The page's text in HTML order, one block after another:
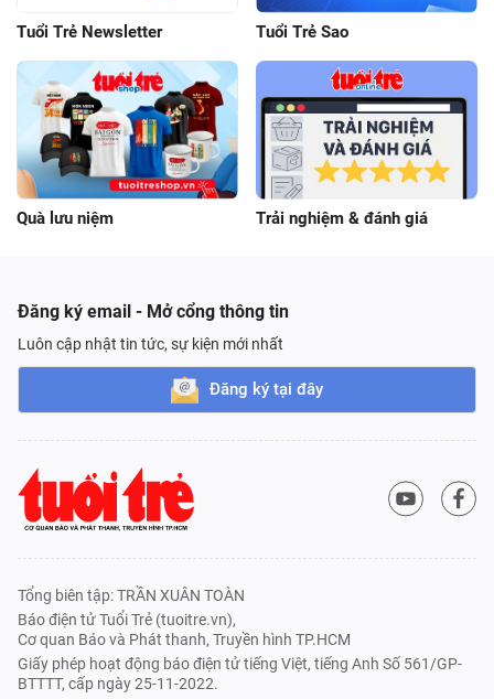
Tuổi Trẻ Newsletter Tuổi Trẻ Sao
Quà lưu niệm Trải nghiệm & đánh giá
Đăng ký email - Mở cổng thông tin
Luôn cập nhật tin tức, sự kiện mới nhất
Đăng ký tại đây
Tổng biên tập: TRẦN XUÂN TOÀN
Báo điện tử Tuổi Trẻ (tuoitre.vn),
Cơ quan Báo và Phát thanh, Truyền hình TP.HCM
Giấy phép hoạt động báo điện tử tiếng Việt, tiếng Anh Số 561/GP-
BTTTT, cấp ngày 25-11-2022.